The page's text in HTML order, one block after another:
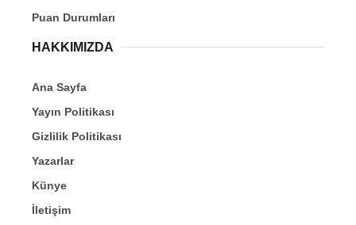
Puan Durumları
HAKKIMIZDA
Ana Sayfa
Yayın Politikası
Gizlilik Politikası
Yazarlar
Künye
İletişim